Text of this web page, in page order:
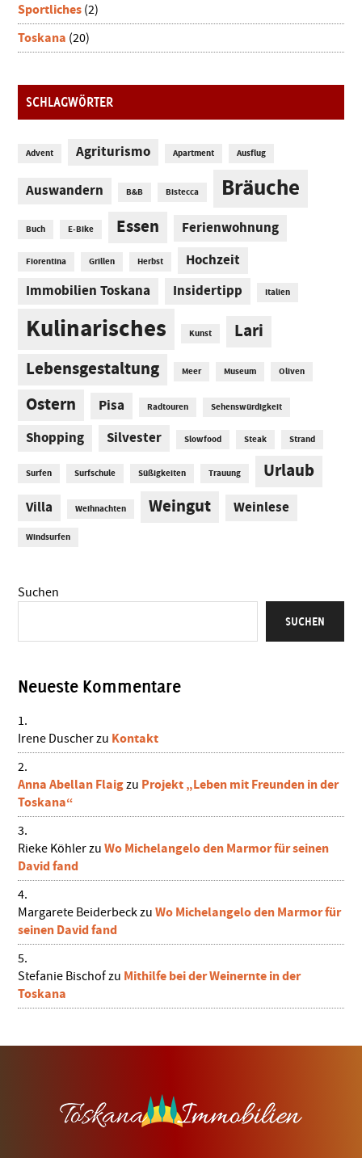
Sportliches (2)
Toskana (20)
SCHLAGWÖRTER
Advent Agriturismo Apartment Ausflug
Auswandern B&B Bistecca Bräuche
Buch E-Bike Essen Ferienwohnung
Fiorentina Grillen Herbst
Hochzeit
Immobilien Toskana
Insidertipp Italien
Kulinarisches Kunst
Lari
Lebensgestaltung
Meer Museum Oliven
Ostern Pisa Radtouren Sehenswürdigkeit
Shopping Silvester Slowfood Steak Strand
Surfen Surfschule Süßigkeiten Trauung Urlaub
Villa Weihnachten Weingut Weinlese
Windsurfen
Suchen
SUCHEN
Neueste Kommentare
Irene Duscherzu Kontakt
Anna Abellan Flaigzu Projekt „Leben mit Freunden in der
Toskana“
Rieke KöhlerzuWo Michelangelo den Marmor für seinen
David fand
Margarete BeiderbeckzuWo Michelangelo den Marmor für
seinen David fand
Stefanie Bischofzu Mithilfe bei der Weinernte in der
Toskana
Footer